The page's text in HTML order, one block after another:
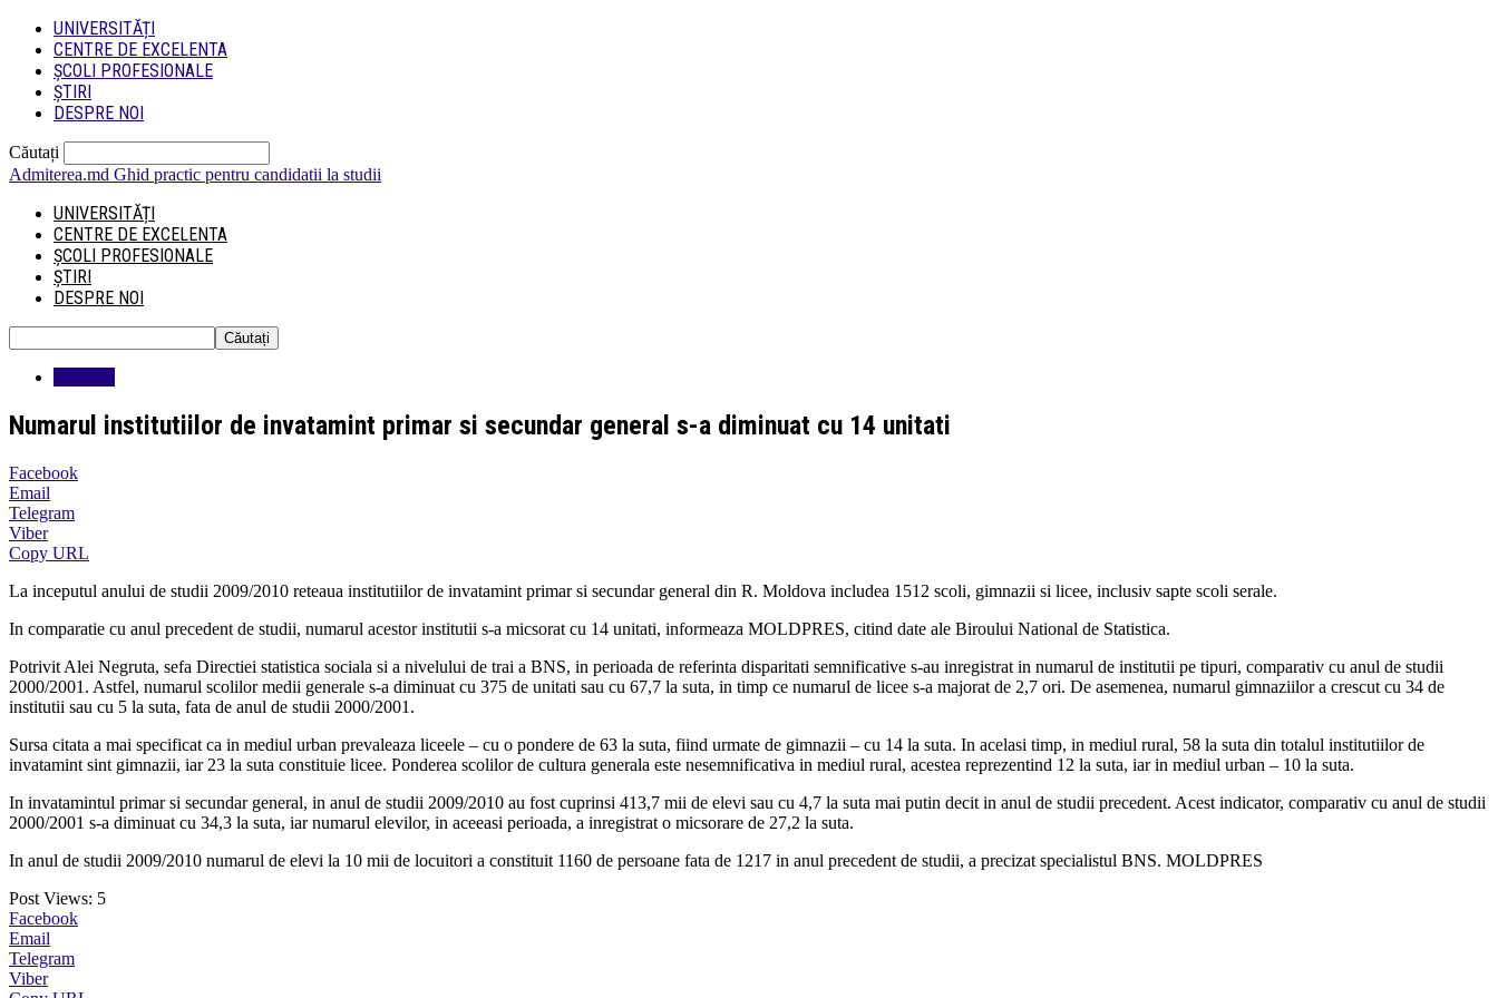
UNIVERSITĂȚI
CENTRE DE EXCELENTA
ȘCOLI PROFESIONALE
ȘTIRI
DESPRE NOI
Căutați
Admiterea.md Ghid practic pentru candidatii la studii
UNIVERSITĂȚI
CENTRE DE EXCELENTA
ȘCOLI PROFESIONALE
ȘTIRI
DESPRE NOI
Numarul institutiilor de invatamint primar si secundar general s-a diminuat cu 14 unitati
Facebook
Email
Telegram
Viber
Copy URL
La inceputul anului de studii 2009/2010 reteaua institutiilor de invatamint primar si secundar general din R. Moldova includea 1512 scoli, gimnazii si licee, inclusiv sapte scoli serale.
In comparatie cu anul precedent de studii, numarul acestor institutii s-a micsorat cu 14 unitati, informeaza MOLDPRES, citind date ale Biroului National de Statistica.
Potrivit Alei Negruta, sefa Directiei statistica sociala si a nivelului de trai a BNS, in perioada de referinta disparitati semnificative s-au inregistrat in numarul de institutii pe tipuri, comparativ cu anul de studii
2000/2001. Astfel, numarul scolilor medii generale s-a diminuat cu 375 de unitati sau cu 67,7 la suta, in timp ce numarul de licee s-a majorat de 2,7 ori. De asemenea, numarul gimnaziilor a crescut cu 34 de
institutii sau cu 5 la suta, fata de anul de studii 2000/2001.
Sursa citata a mai specificat ca in mediul urban prevaleaza liceele – cu o pondere de 63 la suta, fiind urmate de gimnazii – cu 14 la suta. In acelasi timp, in mediul rural, 58 la suta din totalul institutiilor de
invatamint sint gimnazii, iar 23 la suta constituie licee. Ponderea scolilor de cultura generala este nesemnificativa in mediul rural, acestea reprezentind 12 la suta, iar in mediul urban – 10 la suta.
In invatamintul primar si secundar general, in anul de studii 2009/2010 au fost cuprinsi 413,7 mii de elevi sau cu 4,7 la suta mai putin decit in anul de studii precedent. Acest indicator, comparativ cu anul de studii
2000/2001 s-a diminuat cu 34,3 la suta, iar numarul elevilor, in aceeasi perioada, a inregistrat o micsorare de 27,2 la suta.
In anul de studii 2009/2010 numarul de elevi la 10 mii de locuitori a constituit 1160 de persoane fata de 1217 in anul precedent de studii, a precizat specialistul BNS. MOLDPRES
Post Views: 5
Facebook
Email
Telegram
Viber